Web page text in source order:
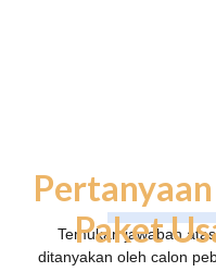
Paket
Temukan jawaban
ditanyakan oleh calon